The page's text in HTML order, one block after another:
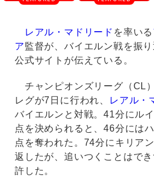
レアル・マドリード を率いる
ア監督が、バイエルン戦を振
公式サイトが伝えている。
チャンピオンズリーグ（CL
レグが7日に行われ、
レアル・
バイエルンと対戦。41分にル
点を決められると、46分には
点を奪われた。74分にキリア
返したが、追いつくことはで
許した。